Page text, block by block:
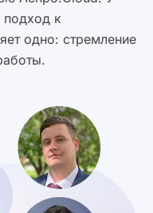
подход к
одно: стремление